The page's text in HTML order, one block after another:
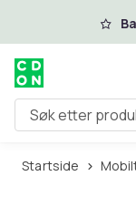
Hopp til
Søk etter
Startside